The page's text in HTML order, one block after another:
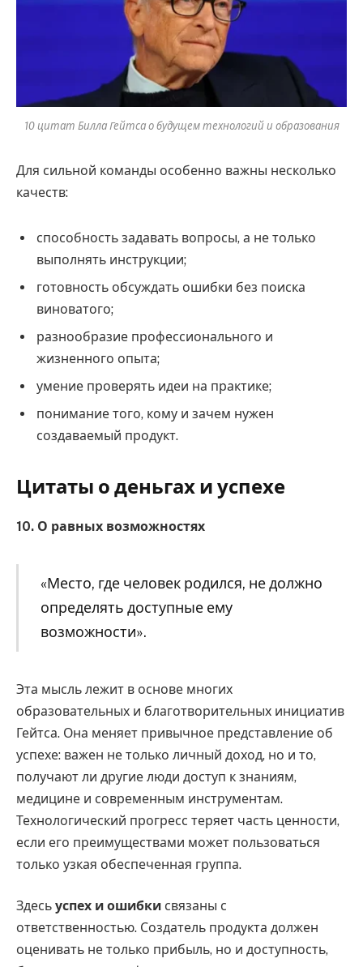
10 цитат Билла Гейтса о будущем технологий и образования
Для сильной команды особенно важны несколько
качеств:
способность задавать вопросы, а не только
выполнять инструкции;
готовность обсуждать ошибки без поиска
виноватого;
разнообразие профессионального и
жизненного опыта;
умение проверять идеи на практике;
понимание того, кому и зачем нужен
создаваемый продукт.
Цитаты о деньгах и успехе
10. О равных возможностях
«Место, где человек родился, не должно
определять доступные ему
возможности».
Эта мысль лежит в основе многих
образовательных и благотворительных инициатив
Гейтса. Она меняет привычное представление об
успехе: важен не только личный доход, но и то,
получают ли другие люди доступ к знаниям,
медицине и современным инструментам.
Технологический прогресс теряет часть ценности,
если его преимуществами может пользоваться
только узкая обеспеченная группа.
Здесь успех и ошибки связаны с
ответственностью. Создатель продукта должен
оценивать не только прибыль, но и доступность,